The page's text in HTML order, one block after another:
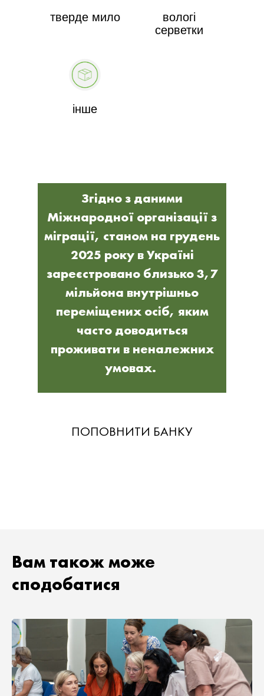
тверде мило
вологі
серветки
інше
Згідно з даними
Міжнародної організації з
міграції, станом на грудень
2025 року в Україні
зареєстровано близько 3,7
мільйона внутрішньо
переміщених осіб, яким
часто доводиться
проживати в неналежних
умовах.
ПОПОВНИТИ БАНКУ
Вам також може
сподобатися